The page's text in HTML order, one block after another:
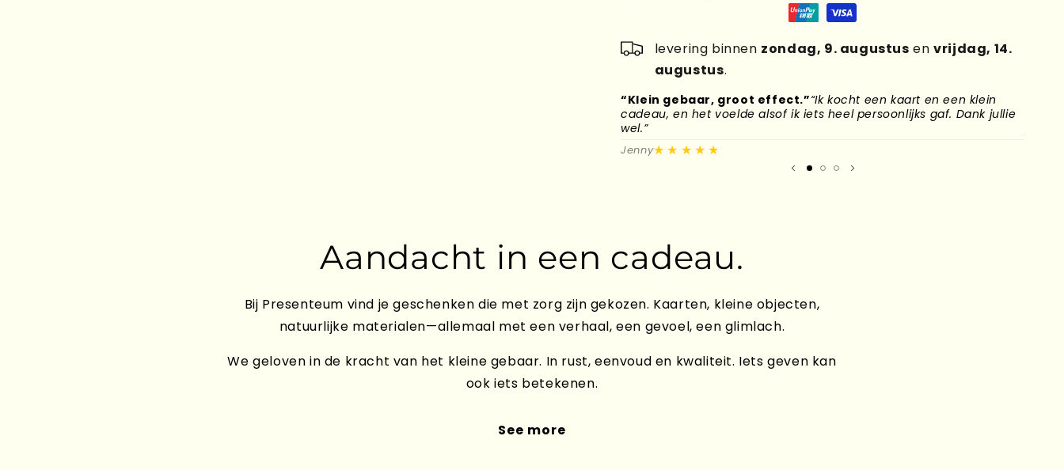
levering binnen zondag, 9. augustus envrijdag, 14.
augustus.
“Klein gebaar, groot effect.”“Ik kocht een kaart en een klein
cadeau, en het voelde alsof ik iets heel persoonlijks gaf. Dank jullie
wel.”
Jenny★★★★★
Aandacht in een cadeau.
Bij Presenteum vind je geschenken die met zorg zijn gekozen. Kaarten, kleine objecten,
natuurlijke materialen—allemaal met een verhaal, een gevoel, een glimlach.
We geloven in de kracht van het kleine gebaar. In rust, eenvoud en kwaliteit. Iets geven kan
ook iets betekenen.
See more